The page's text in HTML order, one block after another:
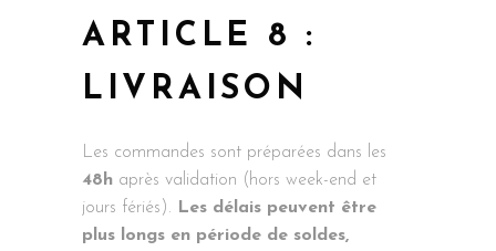
ARTICLE 8 :
LIVRAISON
Les commandes sont préparées dans les
48h après validation (hors week-end et
jours fériés).
Les délais peuvent être
plus longs en période de soldes,